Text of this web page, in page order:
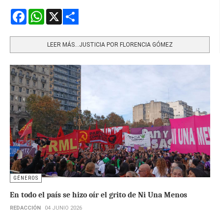
FacebookWhatsApp
LEER MÁS…JUSTICIA POR FLORENCIA GÓMEZ
GÉNEROS
En todo el país se hizo oír el grito de Ni Una Menos
REDACCIÓN 04 JUNIO 2026